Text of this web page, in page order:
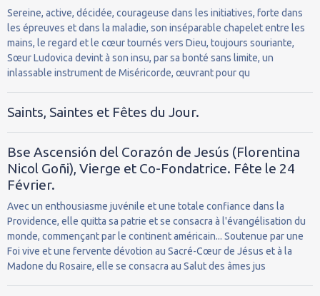
Sereine, active, décidée, courageuse dans les initiatives, forte dans
les épreuves et dans la maladie, son inséparable chapelet entre les
mains, le regard et le cœur tournés vers Dieu, toujours souriante,
Sœur Ludovica devint à son insu, par sa bonté sans limite, un
inlassable instrument de Miséricorde, œuvrant pour qu
Saints, Saintes et Fêtes du Jour.
Bse Ascensión del Corazón de Jesús (Florentina
Nicol Goñi), Vierge et Co-Fondatrice. Fête le 24
Février.
Avec un enthousiasme juvénile et une totale confiance dans la
Providence, elle quitta sa patrie et se consacra à l'évangélisation du
monde, commençant par le continent américain... Soutenue par une
Foi vive et une fervente dévotion au Sacré-Cœur de Jésus et à la
Madone du Rosaire, elle se consacra au Salut des âmes jus